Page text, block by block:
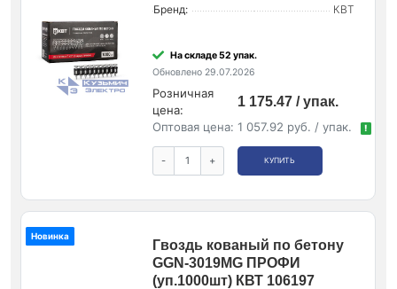
Бренд:
КВТ
На складе 52 упак.
Обновлено 29.07.2026
Розничная
цена:
1 175.47 / упак.
Оптовая цена: 1 057.92 руб. / упак. !
- + КУПИТЬ
Новинка
Гвоздь кованый по бетону
GGN-3019MG ПРОФИ
(уп.1000шт) КВТ 106197